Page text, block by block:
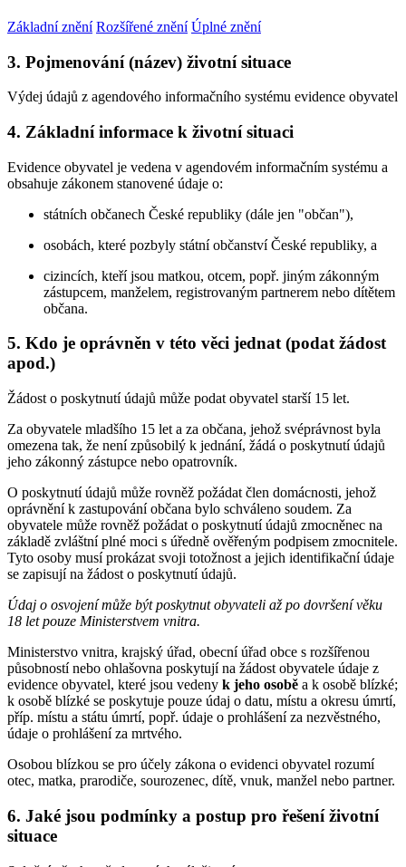
Základní znění Rozšířené znění Úplné znění
3. Pojmenování (název) životní situace
Výdej údajů z agendového informačního systému evidence obyvatel
4. Základní informace k životní situaci
Evidence obyvatel je vedena v agendovém informačním systému a
obsahuje zákonem stanovené údaje o:
státních občanech České republiky (dále jen "občan"),
osobách, které pozbyly státní občanství České republiky, a
cizincích, kteří jsou matkou, otcem, popř. jiným zákonným
zástupcem, manželem, registrovaným partnerem nebo dítětem
občana.
5. Kdo je oprávněn v této věci jednat (podat žádost
apod.)
Žádost o poskytnutí údajů může podat obyvatel starší 15 let.
Za obyvatele mladšího 15 let a za občana, jehož svéprávnost byla
omezena tak, že není způsobilý k jednání, žádá o poskytnutí údajů
jeho zákonný zástupce nebo opatrovník.
O poskytnutí údajů může rovněž požádat člen domácnosti, jehož
oprávnění k zastupování občana bylo schváleno soudem. Za
obyvatele může rovněž požádat o poskytnutí údajů zmocněnec na
základě zvláštní plné moci s úředně ověřeným podpisem zmocnitele.
Tyto osoby musí prokázat svoji totožnost a jejich identifikační údaje
se zapisují na žádost o poskytnutí údajů.
Údaj o osvojení může být poskytnut obyvateli až po dovršení věku
18 let pouze Ministerstvem vnitra.
Ministerstvo vnitra, krajský úřad, obecní úřad obce s rozšířenou
působností nebo ohlašovna poskytují na žádost obyvatele údaje z
evidence obyvatel, které jsou vedeny k jeho osobě a k osobě blízké;
k osobě blízké se poskytuje pouze údaj o datu, místu a okresu úmrtí,
příp. místu a státu úmrtí, popř. údaje o prohlášení za nezvěstného,
údaje o prohlášení za mrtvého.
Osobou blízkou se pro účely zákona o evidenci obyvatel rozumí
otec, matka, prarodiče, sourozenec, dítě, vnuk, manžel nebo partner.
6. Jaké jsou podmínky a postup pro řešení životní
situace